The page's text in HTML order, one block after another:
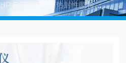
HP-RF300B薄膜热封性能检测